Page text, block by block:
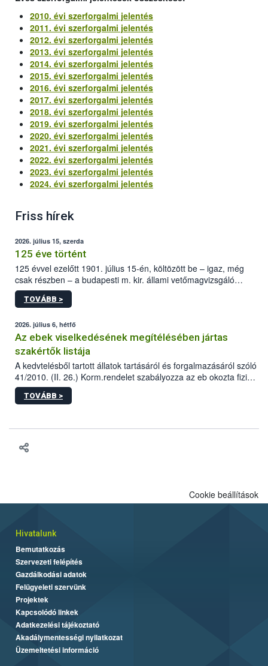
2010. évi szerforgalmi jelentés
2011. évi szerforgalmi jelentés
2012. évi szerforgalmi jelentés
2013. évi szerforgalmi jelentés
2014. évi szerforgalmi jelentés
2015. évi szerforgalmi jelentés
2016. évi szerforgalmi jelentés
2017. évi szerforgalmi jelentés
2018. évi szerforgalmi jelentés
2019. évi szerforgalmi jelentés
2020. évi szerforgalmi jelentés
2021. évi szerforgalmi jelentés
2022. évi szerforgalmi jelentés
2023. évi szerforgalmi jelentés
2024. évi szerforgalmi jelentés
Friss hírek
2026. július 15, szerda
125 éve történt
125 évvel ezelőtt 1901. július 15-én, költözött be – igaz, még
csak részben – a budapesti m. kir. állami vetőmagvizsgáló
állomás a Kis Rókus utca 15. szám alatti, Czigler Győző által
tervezett új épületébe.
TOVÁBB >
2026. július 6, hétfő
Az ebek viselkedésének megítélésében jártas
szakértők listája
A kedvtelésből tartott állatok tartásáról és forgalmazásáról szóló
41/2010. (II. 26.) Korm.rendelet szabályozza az eb okozta fizikai
sérülés, illetve ennek veszélye keletkezésekor felmerülő
hatósági feladatokat, valamint a veszélyes eb tartását és annak
TOVÁBB >
Cookie beállítások
Hivatalunk
Bemutatkozás
Szervezeti felépítés
Gazdálkodási adatok
Felügyeleti szervünk
Projektek
Kapcsolódó linkek
Adatkezelési tájékoztató
Akadálymentességi nyilatkozat
Üzemeltetési információ